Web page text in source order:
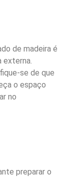
de madeira é
externa.
se de que
o espaço
no
preparar o